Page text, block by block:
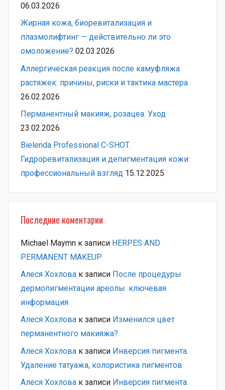
06.03.2026
Жирная кожа, биоревитализация и
плазмолифтинг — действительно ли это
омоложение? 02.03.2026
Аллергическая реакция после камуфляжа
растяжек: причины, риски и тактика мастера
26.02.2026
Перманентный макияж, розацеа. Уход
23.02.2026
Bielenda Professional C-SHOT.
Гидроревитализация и депигментация кожи:
профессиональный взгляд 15.12.2025
Последние коментарии
Michael Maymn к записи HERPES AND
PERMANENT MAKEUP
Алеся Хохлова к записи После процедуры
дермопигментации ареолы: ключевая
информация
Алеся Хохлова к записи Изменился цвет
перманентного макияжа?
Алеся Хохлова к записи Инверсия пигмента.
Удаление татуажа, колористика пигментов
Алеся Хохлова к записи Инверсия пигмента.